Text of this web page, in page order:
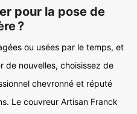
pour la pose de
?
ou usées par le temps, et
de nouvelles, choisissez de
chevronné et réputé
Le couvreur Artisan Franck